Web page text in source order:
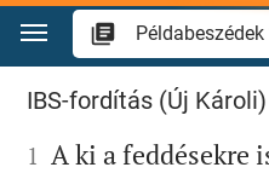
Ugrás a tartalomra
Példabeszédek 29
IBS-fordítás (Új Károli)

1 A ki a feddésekre